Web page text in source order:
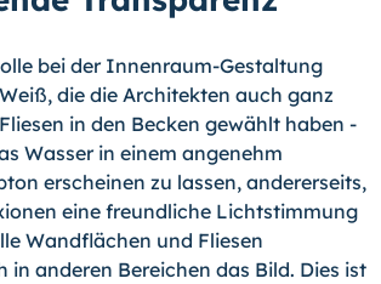
bei der Innenraum-Gestaltung
die die Archi­tekten auch ganz
in den Becken gewählt haben -
Wasser in einem angenehm
erscheinen zu lassen, anderer­seits,
eine freundliche Lichtstimmung
Wand­flächen und Fliesen
in anderen Bereichen das Bild. Dies ist